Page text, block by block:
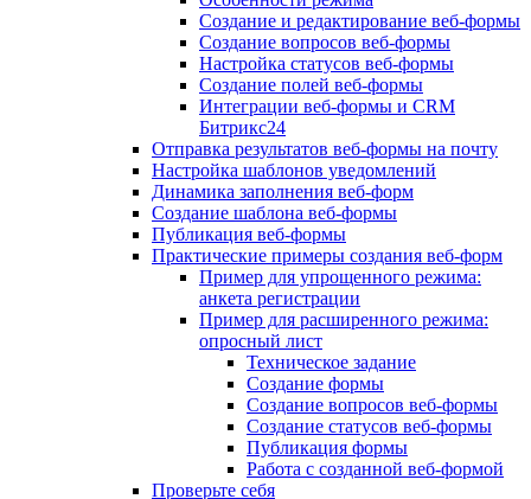
Создание и редактирование веб-формы
Создание вопросов веб-формы
Настройка статусов веб-формы
Создание полей веб-формы
Интеграции веб-формы и CRM
Битрикс24
Отправка результатов веб-формы на почту
Настройка шаблонов уведомлений
Динамика заполнения веб-форм
Создание шаблона веб-формы
Публикация веб-формы
Практические примеры создания веб-форм
Пример для упрощенного режима:
анкета регистрации
Пример для расширенного режима:
опросный лист
Техническое задание
Создание формы
Создание вопросов веб-формы
Создание статусов веб-формы
Публикация формы
Работа с созданной веб-формой
Проверьте себя